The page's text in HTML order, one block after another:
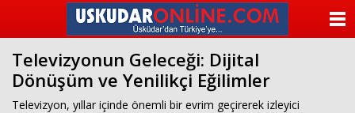
beylikdüzü
escort
beylikdüzü
escort
bayan
beylikdüzü
Televizyonun Geleceği: Dijital
Dönüşüm ve Yenilikçi Eğilimler
Televizyon, yıllar içinde önemli bir evrim geçirerek izleyici
ANASAYFA
KATEGORİLER